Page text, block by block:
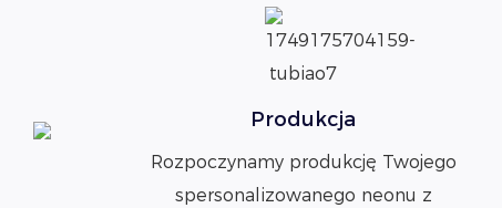
Produkcja
Rozpoczynamy produkcję Twojego
spersonalizowanego neonu z